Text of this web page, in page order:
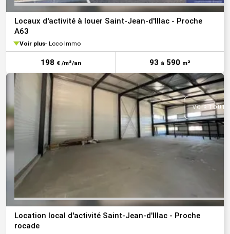
Locaux d'activité à louer Saint-Jean-d'Illac - Proche
A63
Voir plus Loco Immo
198 € /m²/an 93 à590 m²
VOIR
Location local d'activité Saint-Jean-d'Illac - Proche
rocade